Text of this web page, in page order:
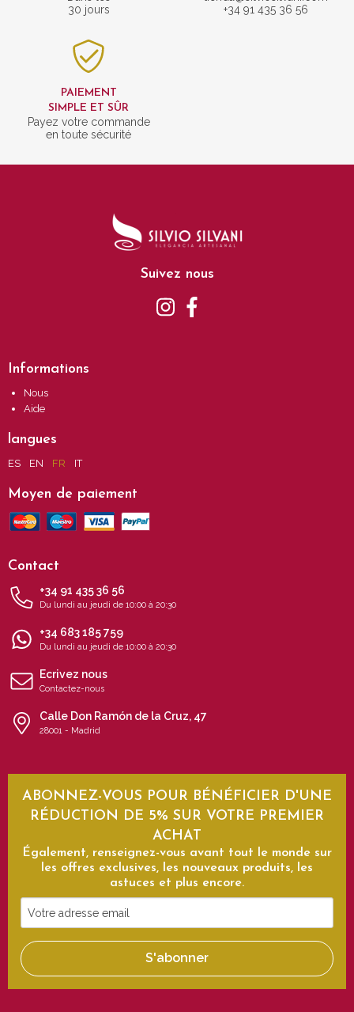
30 jours
+34 91 435 36 56
PAIEMENT
SIMPLE ET SÛR
Payez votre commande
en toute sécurité
Suivez nous
Informations
Nous
Aide
langues
ES EN FR IT
Moyen de paiement
Contact
+34 91 435 36 56
Du lundi au jeudi de 10:00 à 20:30
+34 683 185 759
Du lundi au jeudi de 10:00 à 20:30
Ecrivez nous
Contactez-nous
Calle Don Ramón de la Cruz, 47
28001 - Madrid
ABONNEZ-VOUS POUR BÉNÉFICIER D'UNE
RÉDUCTION DE 5% SUR VOTRE PREMIER
ACHAT
Également, renseignez-vous avant tout le monde sur
les offres exclusives, les nouveaux produits, les
astuces et plus encore.
Votre
adresse
email
S'abonner